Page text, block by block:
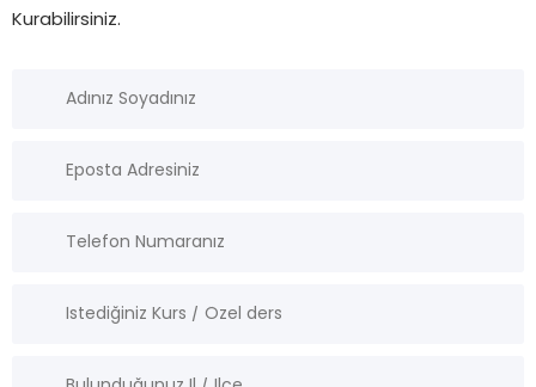
Kurabilirsiniz.